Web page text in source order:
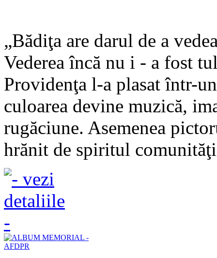
„Bădiţa are darul de a
Vederea încă nu i - a fost
Providenţa l-a plasat într-
culoarea devine muzică,
rugăciune. Asemenea
hrănit de spiritul